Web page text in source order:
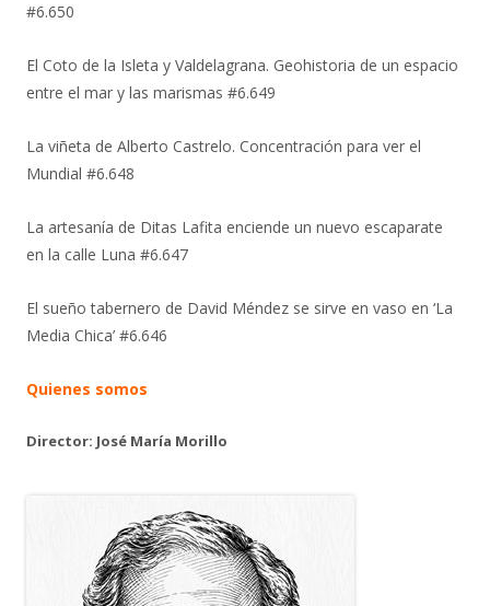
#6.650
El Coto de la Isleta y Valdelagrana. Geohistoria de un espacio
entre el mar y las marismas #6.649
La viñeta de Alberto Castrelo. Concentración para ver el
Mundial #6.648
La artesanía de Ditas Lafita enciende un nuevo escaparate
en la calle Luna #6.647
El sueño tabernero de David Méndez se sirve en vaso en ‘La
Media Chica’ #6.646
Quienes somos
Director: José María Morillo